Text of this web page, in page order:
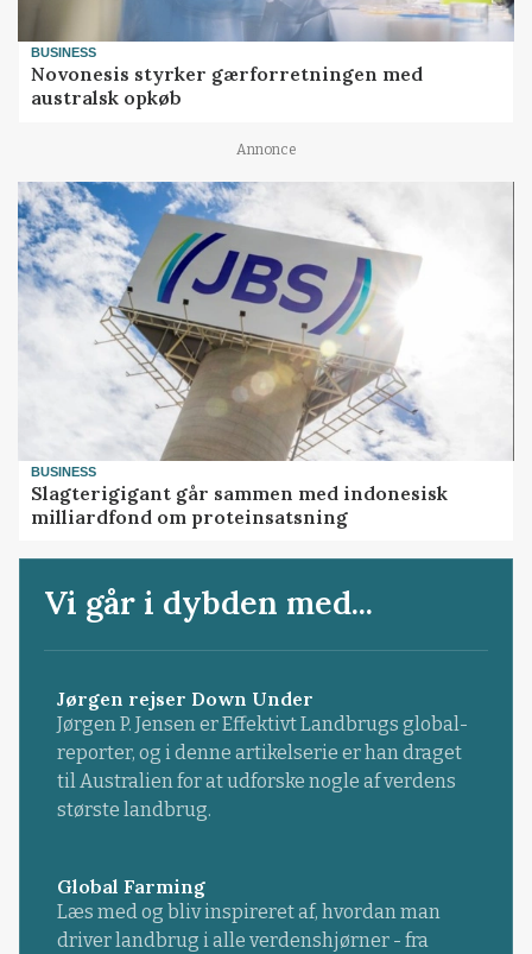
BUSINESS
Novonesis styrker gærforretningen med
australsk opkøb
Annonce
BUSINESS
Slagterigigant går sammen med indonesisk
milliardfond om proteinsatsning
Vi går i dybden med...
Jørgen rejser Down Under
Jørgen P. Jensen er Effektivt Landbrugs global-
reporter, og i denne artikelserie er han draget
til Australien for at udforske nogle af verdens
største landbrug.
Global Farming
Læs med og bliv inspireret af, hvordan man
driver landbrug i alle verdenshjørner - fra